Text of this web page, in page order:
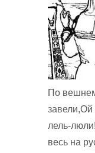
По
лель-
весь на